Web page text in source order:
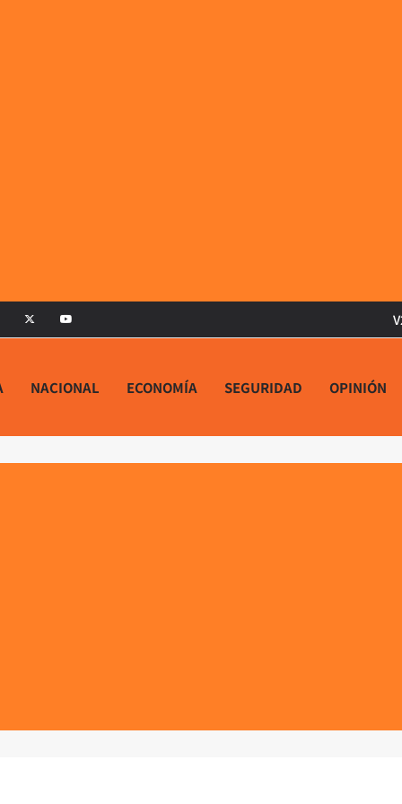
NACIONAL ECONOMÍA SEGURIDAD OPINIÓN